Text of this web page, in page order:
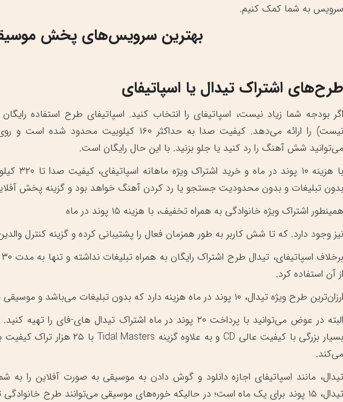
سرویس به شما کمک کنیم.
بهترین سرویس‌های پخش
طرح‌های اشتراک تیدال یا اسپاتیفای
اگر بودجه شما زیاد نیست، اسپاتیفای را انتخاب کنید. اسپاتیفای طرح استفاده
نیست) را ارائه می‌دهد. کیفیت صدا به حداکثر ۱۶۰
می‌توانید شش آهنگ را رد کنید یا جلو بزنید. با این حال رایگان است.
با هزینه
بدون تبلیغات و بدون محدودیت جستجو یا رد کردن آهنگ خواهد بود و گزینه پخش
همینطور اشتراک ویژه خانوادگی به همراه تخفیف، با هزینه ۱۵ پوند در ماه
نیز وجود دارد. که تا شش کاربر به طور همزمان فعال را پشتیبانی کرده و گزینه کنترل
از آن استفاده کرد.
ارزان‌ترین طرح ویژه تیدال، ۱۰ پوند در ماه هزینه دارد که بدون تبلیغات می‌باشد و موسیقی با کیفیت ۳۲۰ کیلوبیت پخش می‌شود.
البته در عوض می‌توانید با پرداخت ۲۰ پوند در ماه اشتراک تیدال
می‌کند.
تیدال، مانند اسپاتیفای اجازه دانلود و گوش دادن به موسیقی به صورت آفلاین را به